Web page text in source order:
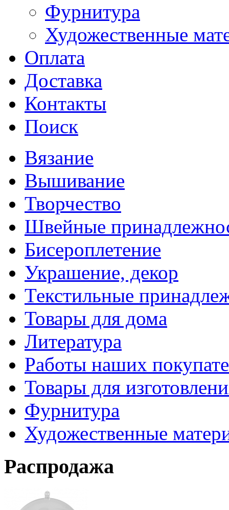
Фурнитура
Художественные
Оплата
Доставка
Контакты
Поиск
Вязание
Вышивание
Творчество
Швейные
Бисероплетение
Украшение, декор
Текстильные
Товары для дома
Литература
Работы наших
Товары для
Фурнитура
Художественные
Распродажа